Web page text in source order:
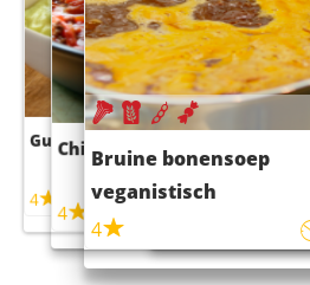
Guacamole
4
Chili con carne
4 45m
Bruine bonensoep
veganistisch
4
Sushi rijstsalade
maaltijdsalade
4